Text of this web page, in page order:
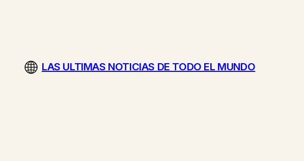
LAS ULTIMAS NOTICIAS DE TODO EL MUNDO